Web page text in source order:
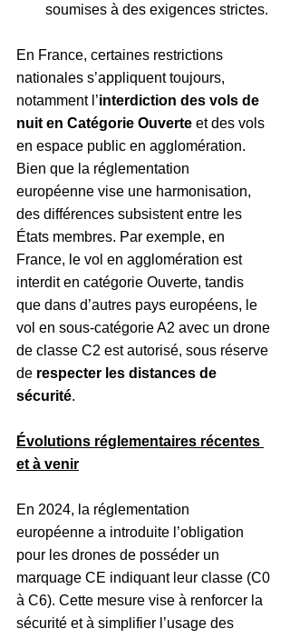
soumises à des exigences strictes.
En France, certaines restrictions
nationales s’appliquent toujours,
notamment l’interdiction des vols de
nuit en Catégorie Ouverte et des vols
en espace public en agglomération.
Bien que la réglementation
européenne vise une harmonisation,
des différences subsistent entre les
États membres. Par exemple, en
France, le vol en agglomération est
interdit en catégorie Ouverte, tandis
que dans d’autres pays européens, le
vol en sous-catégorie A2 avec un drone
de classe C2 est autorisé, sous réserve
de respecter les distances de
sécurité.
Évolutions réglementaires récentes
et à venir
En 2024, la réglementation
européenne a introduite l’obligation
pour les drones de posséder un
marquage CE indiquant leur classe (C0
à C6). Cette mesure vise à renforcer la
sécurité et à simplifier l’usage des